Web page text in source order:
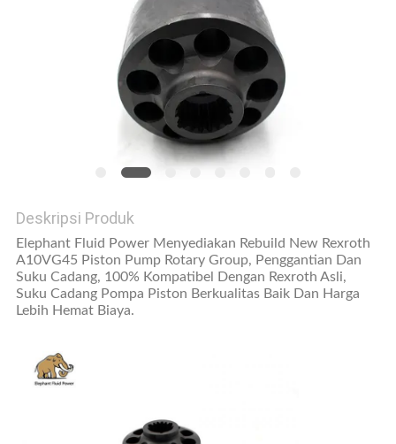
Deskripsi Produk
Elephant Fluid Power Menyediakan Rebuild New Rexroth
A10VG45 Piston Pump Rotary Group, Penggantian Dan
Suku Cadang, 100% Kompatibel Dengan Rexroth Asli,
Suku Cadang Pompa Piston Berkualitas Baik Dan Harga
Lebih Hemat Biaya.